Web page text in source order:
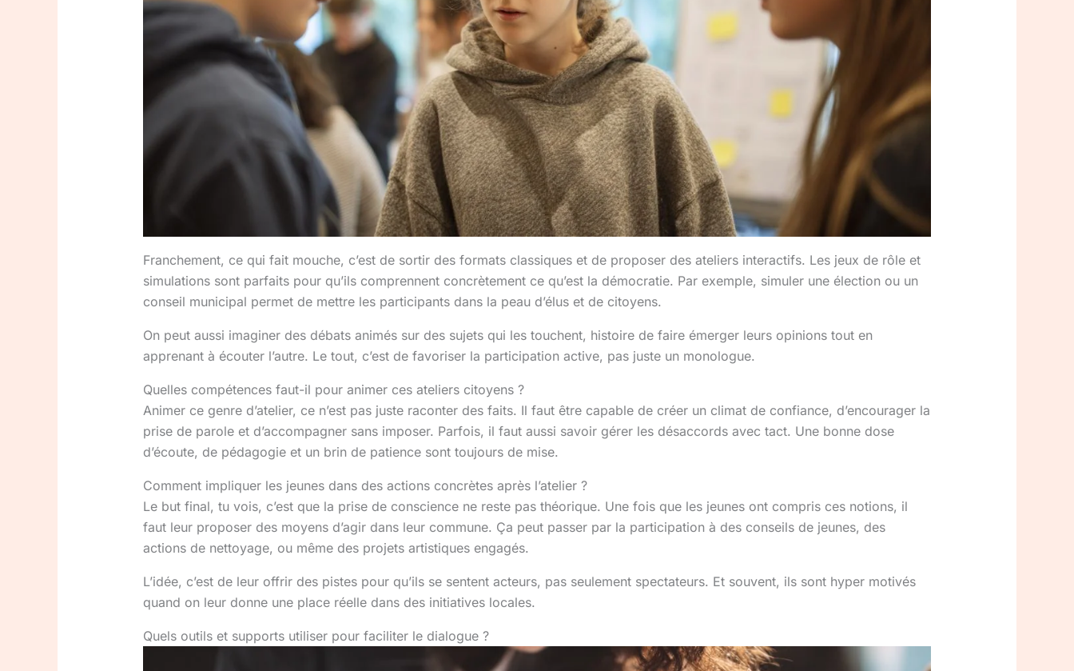
Franchement, ce qui fait mouche, c’est de sortir des formats classiques et de proposer des ateliers interactifs. Les jeux de rôle et
simulations sont parfaits pour qu’ils comprennent concrètement ce qu’est la démocratie. Par exemple, simuler une élection ou un
conseil municipal permet de mettre les participants dans la peau d’élus et de citoyens.
On peut aussi imaginer des débats animés sur des sujets qui les touchent, histoire de faire émerger leurs opinions tout en
apprenant à écouter l’autre. Le tout, c’est de favoriser la participation active, pas juste un monologue.
Quelles compétences faut-il pour animer ces ateliers citoyens ?
Animer ce genre d’atelier, ce n’est pas juste raconter des faits. Il faut être capable de créer un climat de confiance, d’encourager la
prise de parole et d’accompagner sans imposer. Parfois, il faut aussi savoir gérer les désaccords avec tact. Une bonne dose
d’écoute, de pédagogie et un brin de patience sont toujours de mise.
Comment impliquer les jeunes dans des actions concrètes après l’atelier ?
Le but final, tu vois, c’est que la prise de conscience ne reste pas théorique. Une fois que les jeunes ont compris ces notions, il
faut leur proposer des moyens d’agir dans leur commune. Ça peut passer par la participation à des conseils de jeunes, des
actions de nettoyage, ou même des projets artistiques engagés.
L’idée, c’est de leur offrir des pistes pour qu’ils se sentent acteurs, pas seulement spectateurs. Et souvent, ils sont hyper motivés
quand on leur donne une place réelle dans des initiatives locales.
Quels outils et supports utiliser pour faciliter le dialogue ?